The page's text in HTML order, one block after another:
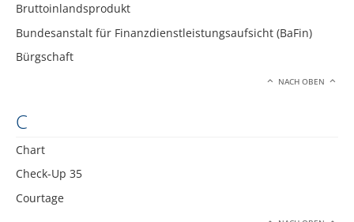
Bruttoinlandsprodukt
Bundesanstalt für Finanzdienstleistungsaufsicht (BaFin)
Bürgschaft
NACH OBEN
C
Chart
Check-Up 35
Courtage